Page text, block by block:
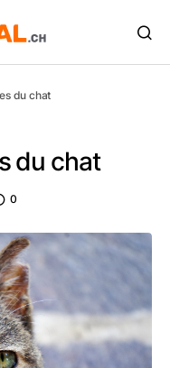
du chat
du chat
0